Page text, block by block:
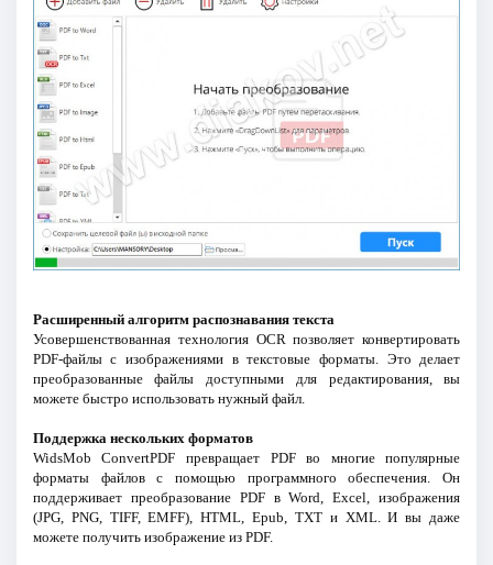
Расширенный алгоритм распознавания текста
Усовершенствованная технология OCR позволяет конвертировать
PDF-файлы с изображениями в текстовые форматы. Это делает
преобразованные файлы доступными для редактирования, вы
можете быстро использовать нужный файл.
Поддержка нескольких форматов
WidsMob ConvertPDF превращает PDF во многие популярные
форматы файлов с помощью программного обеспечения. Он
поддерживает преобразование PDF в Word, Excel, изображения
(JPG, PNG, TIFF, EMFF), HTML, Epub, TXT и XML. И вы даже
можете получить изображение из PDF.